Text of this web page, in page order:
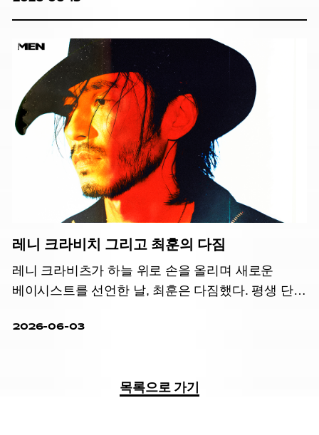
레니 크라비치 그리고 최훈의 다짐
레니 크라비츠가 하늘 위로 손을 올리며 새로운
베이시스트를 선언한 날, 최훈은 다짐했다. 평생 단
지금이라고.
2026-06-03
목록으로 가기